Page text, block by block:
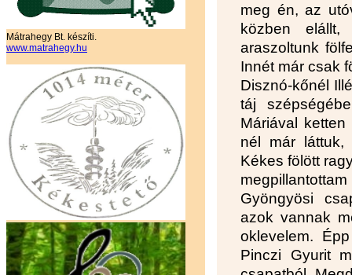
Mátrahegy Bt. készíti.
www.matrahegy.hu
meg én, az
közben elállt,
araszoltunk
Innét már csak
Disznó-kőnél
táj
Máriával
nél már láttuk,
Kékes fölött
Gyöngyösi
azok vannak
oklevelem.
Pinczi Gyurit